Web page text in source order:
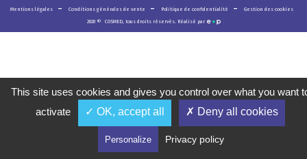
Mentions légales Conditions générales de vente Politique de confidentialité
Gestion des cookies
2020 © COSMED, tous droits réservés. Réalisé par
This site uses cookies and gives you control over what you want
activate
✓ OK, accept all ✗ Deny all cookies
Personalize Privacy policy